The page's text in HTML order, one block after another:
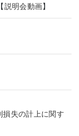
【説明会動画】
失の計上に関す